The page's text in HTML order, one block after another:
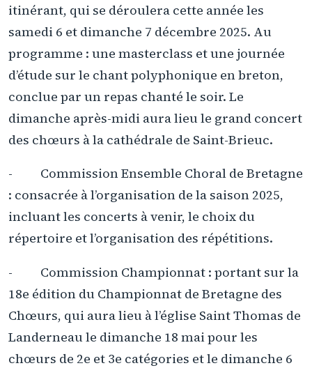
itinérant, qui se déroulera cette année les
samedi 6 et dimanche 7 décembre 2025. Au
programme : une masterclass et une journée
d’étude sur le chant polyphonique en breton,
conclue par un repas chanté le soir. Le
dimanche après-midi aura lieu le grand concert
des chœurs à la cathédrale de Saint-Brieuc.
- Commission Ensemble Choral de Bretagne
: consacrée à l’organisation de la saison 2025,
incluant les concerts à venir, le choix du
répertoire et l’organisation des répétitions.
- Commission Championnat : portant sur la
18e édition du Championnat de Bretagne des
Chœurs, qui aura lieu à l’église Saint Thomas de
Landerneau le dimanche 18 mai pour les
chœurs de 2e et 3e catégories et le dimanche 6